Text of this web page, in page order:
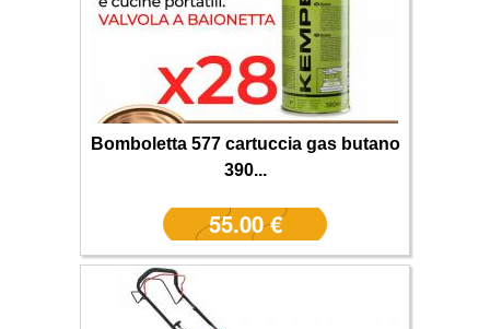
Bomboletta 577 cartuccia gas butano
390...
55.00 €